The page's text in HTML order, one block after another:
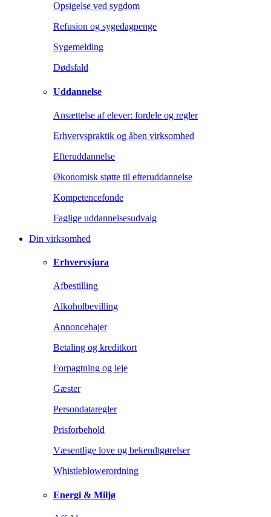
Opsigelse ved sygdom
Refusion og sygedagpenge
Sygemelding
Dødsfald
Uddannelse
Ansættelse af elever: fordele og regler
Erhvervspraktik og åben virksomhed
Efteruddannelse
Økonomisk støtte til efteruddannelse
Kompetencefonde
Faglige uddannelsesudvalg
Din virksomhed
Erhvervsjura
Afbestilling
Alkoholbevilling
Annoncehajer
Betaling og kreditkort
Forpagtning og leje
Gæster
Persondataregler
Prisforbehold
Væsentlige love og bekendtgørelser
Whistleblowerordning
Energi & Miljø